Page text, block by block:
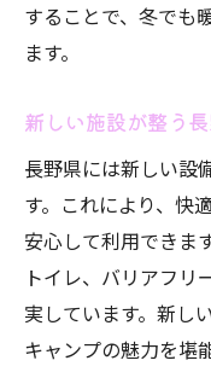
することで、冬でも
ます。
新しい施設が整う
長野県には新しい設
す。これにより、快
安心して利用できま
トイレ、バリアフリ
実しています。新し
キャンプの魅力を堪